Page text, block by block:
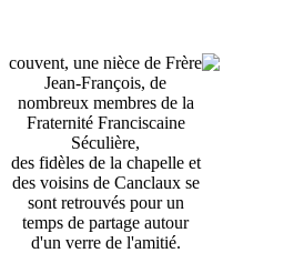
couvent, une nièce de Frère
Jean-François, de
nombreux membres de la
Fraternité Franciscaine
Séculière,
des fidèles de la chapelle et
des voisins de Canclaux se
sont retrouvés pour un
temps de partage autour
d'un verre de l'amitié.